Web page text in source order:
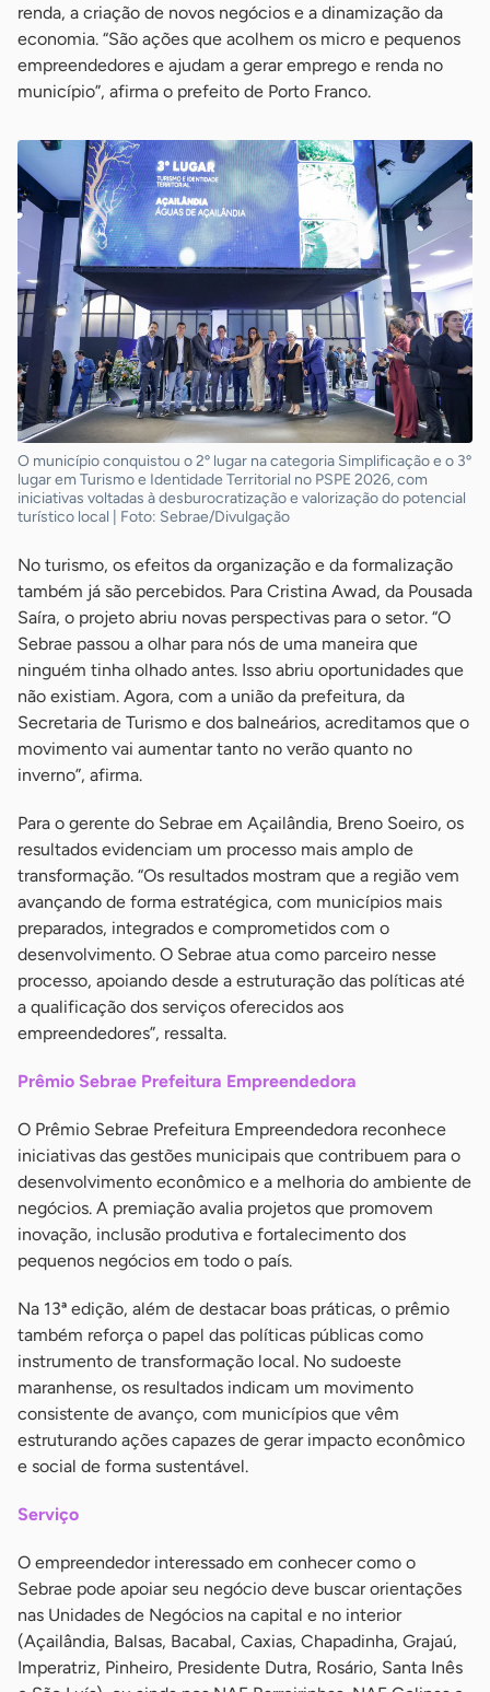
renda, a criação de novos negócios e a dinamização da
economia. “São ações que acolhem os micro e pequenos
empreendedores e ajudam a gerar emprego e renda no
município”, afirma o prefeito de Porto Franco.
O município conquistou o 2º lugar na categoria Simplificação e o 3º
lugar em Turismo e Identidade Territorial no PSPE 2026, com
iniciativas voltadas à desburocratização e valorização do potencial
turístico local | Foto: Sebrae/Divulgação
No turismo, os efeitos da organização e da formalização
também já são percebidos. Para Cristina Awad, da Pousada
Saíra, o projeto abriu novas perspectivas para o setor. “O
Sebrae passou a olhar para nós de uma maneira que
ninguém tinha olhado antes. Isso abriu oportunidades que
não existiam. Agora, com a união da prefeitura, da
Secretaria de Turismo e dos balneários, acreditamos que o
movimento vai aumentar tanto no verão quanto no
inverno”, afirma.
Para o gerente do Sebrae em Açailândia, Breno Soeiro, os
resultados evidenciam um processo mais amplo de
transformação. “Os resultados mostram que a região vem
avançando de forma estratégica, com municípios mais
preparados, integrados e comprometidos com o
desenvolvimento. O Sebrae atua como parceiro nesse
processo, apoiando desde a estruturação das políticas até
a qualificação dos serviços oferecidos aos
empreendedores”, ressalta.
Prêmio Sebrae Prefeitura Empreendedora
O Prêmio Sebrae Prefeitura Empreendedora reconhece
iniciativas das gestões municipais que contribuem para o
desenvolvimento econômico e a melhoria do ambiente de
negócios. A premiação avalia projetos que promovem
inovação, inclusão produtiva e fortalecimento dos
pequenos negócios em todo o país.
Na 13ª edição, além de destacar boas práticas, o prêmio
também reforça o papel das políticas públicas como
instrumento de transformação local. No sudoeste
maranhense, os resultados indicam um movimento
consistente de avanço, com municípios que vêm
estruturando ações capazes de gerar impacto econômico
e social de forma sustentável.
Serviço
O empreendedor interessado em conhecer como o
Sebrae pode apoiar seu negócio deve buscar orientações
nas Unidades de Negócios na capital e no interior
(Açailândia, Balsas, Bacabal, Caxias, Chapadinha, Grajaú,
Imperatriz, Pinheiro, Presidente Dutra, Rosário, Santa Inês